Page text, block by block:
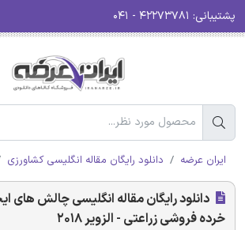
پشتیبانی:
ایران عرضه دانلود رایگان مقاله انگلیسی کشاورزی
دانلود رایگان مقاله انگلیسی چالش های
خرده فروشی زراعتی - الزویر 2018